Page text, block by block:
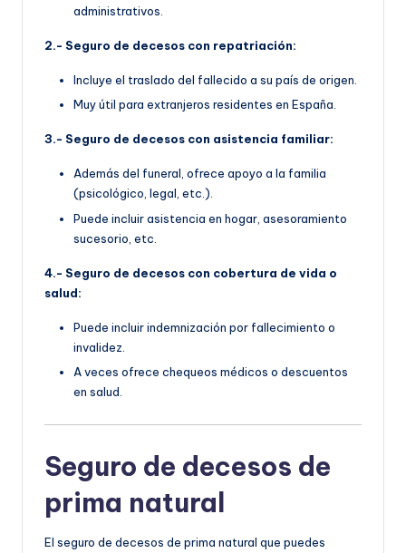
administrativos.
2.- Seguro de decesos con repatriación:
Incluye el traslado del fallecido a su país de origen.
Muy útil para extranjeros residentes en España.
3.- Seguro de decesos con asistencia familiar:
Además del funeral, ofrece apoyo a la familia
(psicológico, legal, etc.).
Puede incluir asistencia en hogar, asesoramiento
sucesorio, etc.
4.- Seguro de decesos con cobertura de vida o
salud:
Puede incluir indemnización por fallecimiento o
invalidez.
A veces ofrece chequeos médicos o descuentos
en salud.
Seguro de decesos de
prima natural
El seguro de decesos de prima natural que puedes